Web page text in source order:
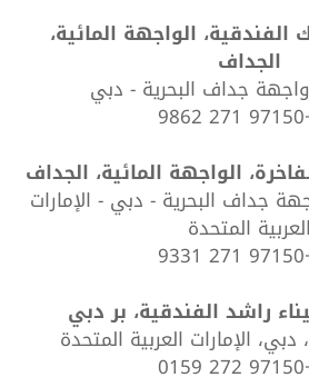
الواجهة المائية،
الجداف
جداف البحرية - دبي
الواجهة المائية، الجداف
جداف البحرية - دبي - الإمارات
العربية المتحدة
راشد الفندقية، بر دبي
الإمارات العربية المتحدة